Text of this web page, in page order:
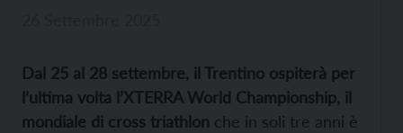
Dal 25 al 28 settembre, il Trentino ospiterà per
l’ultima volta l’XTERRA World Championship, il
mondiale di cross triathlon che in soli tre anni è